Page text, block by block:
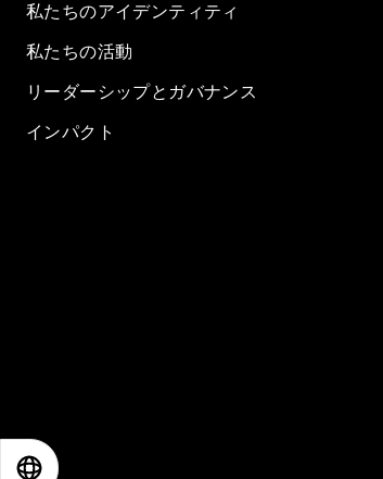
私たちのアイデンティティ
私たちの活動
リーダーシップとガバナンス
インパクト